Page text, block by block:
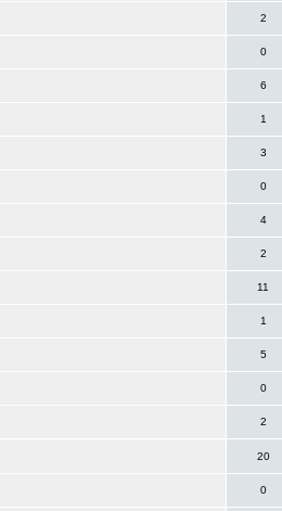
2
0
6
1
3
0
4
2
11
1
5
0
2
20
0